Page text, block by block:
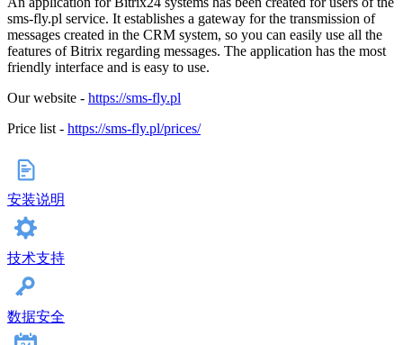
sms-fly.pl service. It establishes a gateway for the transmission of
messages created in the CRM system, so you can easily use all the
features of Bitrix regarding messages. The application has the most
friendly interface and is easy to use.
Our website - https://sms-fly.pl
Price list - https://sms-fly.pl/prices/
安装说明
技术支持
数据安全